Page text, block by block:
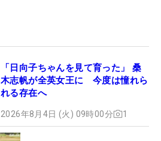
「日向子ちゃんを見て育った」 桑
木志帆が全英女王に 今度は憧れら
れる存在へ
2026年8月4日 (火) 09時00分 1